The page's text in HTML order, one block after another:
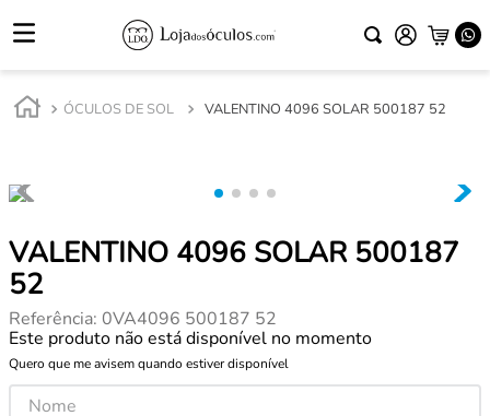
ÓCULOS DE SOL VALENTINO 4096 SOLAR 500187 52
VALENTINO 4096 SOLAR 500187
52
Referência: 0VA4096 500187 52
Este produto não está disponível no momento
Quero que me avisem quando estiver disponível